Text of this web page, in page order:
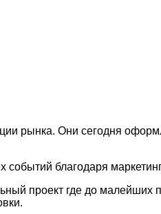
рынка. Они сегодня
событий благодаря
проект где до малейших